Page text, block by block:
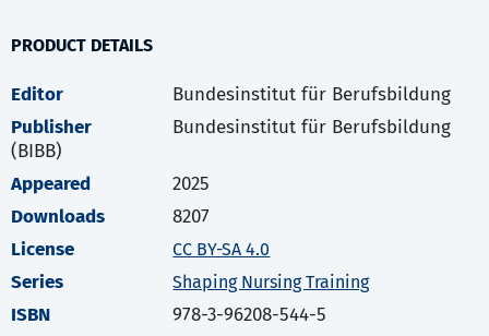
PRODUCT DETAILS
Editor
Bundesinstitut für Berufsbildung
Publisher
Bundesinstitut für Berufsbildung
(BIBB)
Appeared
2025
Downloads
8207
License
CC BY-SA 4.0
Series Shaping Nursing Training
ISBN 978-3-96208-544-5